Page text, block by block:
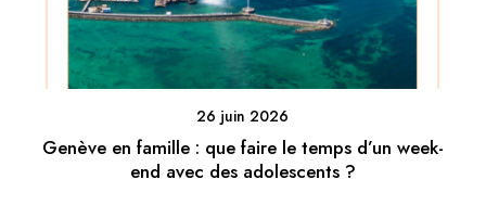
26 juin 2026
Genève en famille : que faire le temps d’un week-
end avec des adolescents ?